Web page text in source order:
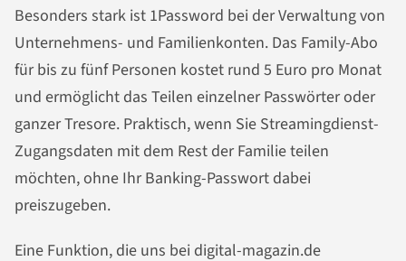
Besonders stark ist 1Password bei der Verwaltung von
Unternehmens- und Familienkonten. Das Family-Abo
für bis zu fünf Personen kostet rund 5 Euro pro Monat
und ermöglicht das Teilen einzelner Passwörter oder
ganzer Tresore. Praktisch, wenn Sie Streamingdienst-
Zugangsdaten mit dem Rest der Familie teilen
möchten, ohne Ihr Banking-Passwort dabei
preiszugeben.
Eine Funktion, die uns bei digital-magazin.de